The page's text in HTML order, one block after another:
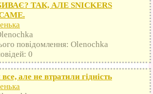
ТАК, АЛЕ SNICKERS
повідомлення: Olenochka
0
але не втратили гідність